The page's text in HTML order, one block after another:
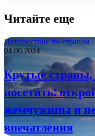
Читайте еще
Путешествие по странам
04.06.2024
Крутые страны,
посетить:
жемчужины и
впечатления